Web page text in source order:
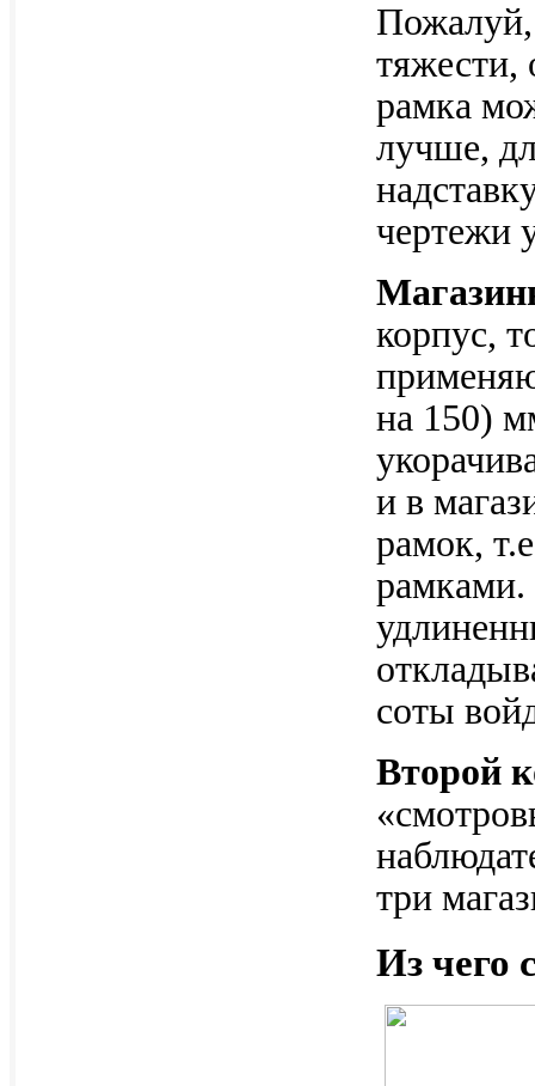
Пожалуй,
тяжести,
рамка
лучше,
чертежи
корпус,
на 150)
и в
рамок,
рамками.
соты
Второй
три
Из чего